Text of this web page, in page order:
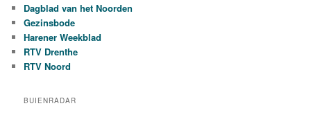
Dagblad van het Noorden
Gezinsbode
Harener Weekblad
RTV Drenthe
RTV Noord
BUIENRADAR